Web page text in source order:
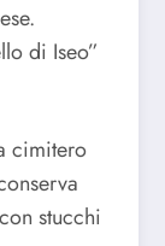
di Iseo”
cimitero
stucchi